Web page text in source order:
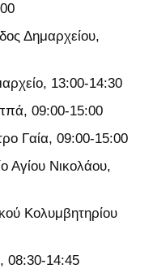
Δημαρχείου,
13:00-14:30
09:00-15:00
Γαία, 09:00-15:00
Αγίου Νικολάου,
Κολυμβητηρίου
08:30-14:45